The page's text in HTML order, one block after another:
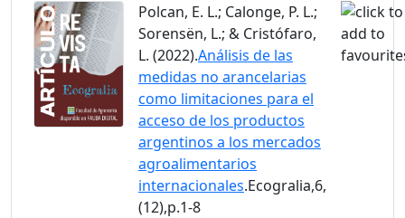
Polcan, E. L.; Calonge, P. L.;
Sorensën, L.; & Cristófaro,
L. (2022).Análisis de las
medidas no arancelarias
como limitaciones para el
acceso de los productos
argentinos a los mercados
agroalimentarios
internacionales.Ecogralia,6,
(12),p.1-8